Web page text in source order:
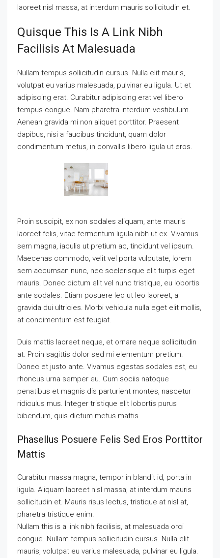
laoreet nisl massa, at interdum mauris sollicitudin et.
Quisque This Is A Link Nibh
Facilisis At Malesuada
Nullam tempus sollicitudin cursus. Nulla elit mauris,
volutpat eu varius malesuada, pulvinar eu ligula. Ut et
adipiscing erat. Curabitur adipiscing erat vel libero
tempus congue. Nam pharetra interdum vestibulum.
Aenean gravida mi non aliquet porttitor. Praesent
dapibus, nisi a faucibus tincidunt, quam dolor
condimentum metus, in convallis libero ligula ut eros.
Proin suscipit, ex non sodales aliquam, ante mauris
laoreet felis, vitae fermentum ligula nibh ut ex. Vivamus
sem magna, iaculis ut pretium ac, tincidunt vel ipsum.
Maecenas commodo, velit vel porta vulputate, lorem
sem accumsan nunc, nec scelerisque elit turpis eget
mauris. Donec dictum elit vel nunc tristique, eu lobortis
ante sodales. Etiam posuere leo ut leo laoreet, a
gravida dui ultricies. Morbi vehicula nulla eget elit mollis,
at condimentum est feugiat.
Duis mattis laoreet neque, et ornare neque sollicitudin
at. Proin sagittis dolor sed mi elementum pretium.
Donec et justo ante. Vivamus egestas sodales est, eu
rhoncus urna semper eu. Cum sociis natoque
penatibus et magnis dis parturient montes, nascetur
ridiculus mus. Integer tristique elit lobortis purus
bibendum, quis dictum metus mattis.
Phasellus Posuere Felis Sed Eros Porttitor
Mattis
Curabitur massa magna, tempor in blandit id, porta in
ligula. Aliquam laoreet nisl massa, at interdum mauris
sollicitudin et. Mauris risus lectus, tristique at nisl at,
pharetra tristique enim.
Nullam this is a link nibh facilisis, at malesuada orci
congue. Nullam tempus sollicitudin cursus. Nulla elit
mauris, volutpat eu varius malesuada, pulvinar eu ligula.